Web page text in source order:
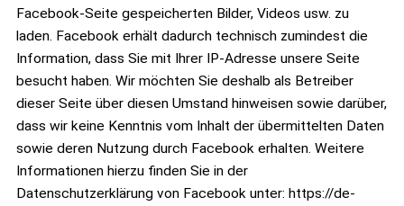
Facebook-Seite gespeicherten Bilder, Videos usw. zu
laden. Facebook erhält dadurch technisch zumindest die
Information, dass Sie mit Ihrer IP-Adresse unsere Seite
besucht haben. Wir möchten Sie deshalb als Betreiber
dieser Seite über diesen Umstand hinweisen sowie darüber,
dass wir keine Kenntnis vom Inhalt der übermittelten Daten
sowie deren Nutzung durch Facebook erhalten. Weitere
Informationen hierzu finden Sie in der
Datenschutzerklärung von Facebook unter: https://de-